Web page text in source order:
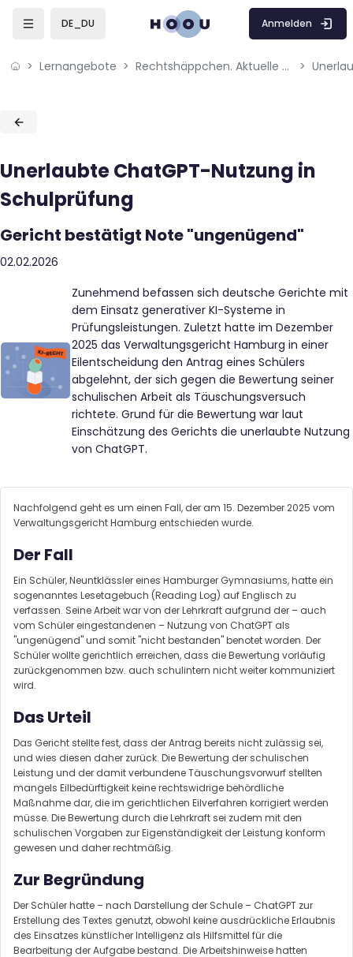
Skip to sidebar navigation menu
Skip to mobile navigation menu
DE_DU Anmelden
Lernangebote Rechtshäppchen. Aktuelle Rechtsinfos aus der Medien-, Digital- und KI-Welt
Blöcke
Blöcke
Unerlaubte ChatGPT-Nutzung in
Schulprüfung
Gericht bestätigt Note "ungenügend"
02.02.2026
Zunehmend befassen sich deutsche Gerichte mit
dem Einsatz generativer KI-Systeme in
Prüfungsleistungen. Zuletzt hatte im Dezember
2025 das Verwaltungsgericht Hamburg in einer
Eilentscheidung den Antrag eines Schülers
abgelehnt, der sich gegen die Bewertung seiner
schulischen Arbeit als Täuschungsversuch
richtete. Grund für die Bewertung war laut
Einschätzung des Gerichts die unerlaubte Nutzung
von ChatGPT.
Nachfolgend geht es um einen Fall, der am 15. Dezember 2025 vom
Verwaltungsgericht Hamburg entschieden wurde.
Der Fall
Ein Schüler, Neuntklässler eines Hamburger Gymnasiums, hatte ein
sogenanntes Lesetagebuch (Reading Log) auf Englisch zu
verfassen. Seine Arbeit war von der Lehrkraft aufgrund der – auch
vom Schüler eingestandenen – Nutzung von ChatGPT als
"ungenügend" und somit "nicht bestanden" benotet worden. Der
Schüler wollte gerichtlich erreichen, dass die Bewertung vorläufig
zurückgenommen bzw. auch schulintern nicht weiter kommuniziert
wird.
Das Urteil
Das Gericht stellte fest, dass der Antrag bereits nicht zulässig sei,
und wies diesen daher zurück. Die Bewertung der schulischen
Leistung und der damit verbundene Täuschungsvorwurf stellten
mangels Eilbedürftigkeit keine rechtswidrige behördliche
Maßnahme dar, die im gerichtlichen Eilverfahren korrigiert werden
müsse. Die Bewertung durch die Lehrkraft sei zudem mit den
schulischen Vorgaben zur Eigenständigkeit der Leistung konform
gewesen und daher rechtmäßig.
Zur Begründung
Der Schüler hatte – nach Darstellung der Schule – ChatGPT zur
Erstellung des Textes genutzt, obwohl keine ausdrückliche Erlaubnis
des Einsatzes künstlicher Intelligenz als Hilfsmittel für die
Bearbeitung der Aufgabe bestand. Die Arbeitshinweise hatten